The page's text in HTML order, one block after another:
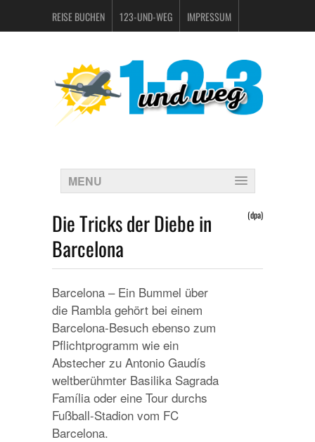
REISE BUCHEN 123-UND-WEG IMPRESSUM
MENU
Die Tricks der Diebe in
Barcelona
(dpa)
Barcelona – Ein Bummel über
die Rambla gehört bei einem
Barcelona-Besuch ebenso zum
Pflichtprogramm wie ein
Abstecher zu Antonio Gaudís
weltberühmter Basilika Sagrada
Família oder eine Tour durchs
Fußball-Stadion vom FC
Barcelona.